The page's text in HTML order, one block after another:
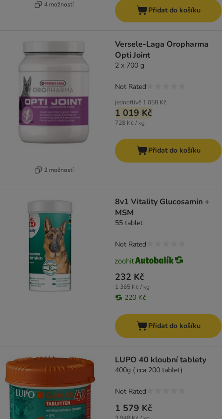
4 možností
Přidat do košíku
2 možností
Versele-Laga Oropharma
Opti Joint
2 x 700 g
jednotlivě 1 058 Kč
1 019 Kč
728 Kč / kg
Not Rated
Přidat do košíku
8v1 Vitality Glucosamin +
MSM
55 tablet
232 Kč
1 365 Kč / kg
220 Kč
Not Rated
Přidat do košíku
LUPO 40 kloubní tablety
400g ( cca 200 tablet)
1 579 Kč
Not Rated